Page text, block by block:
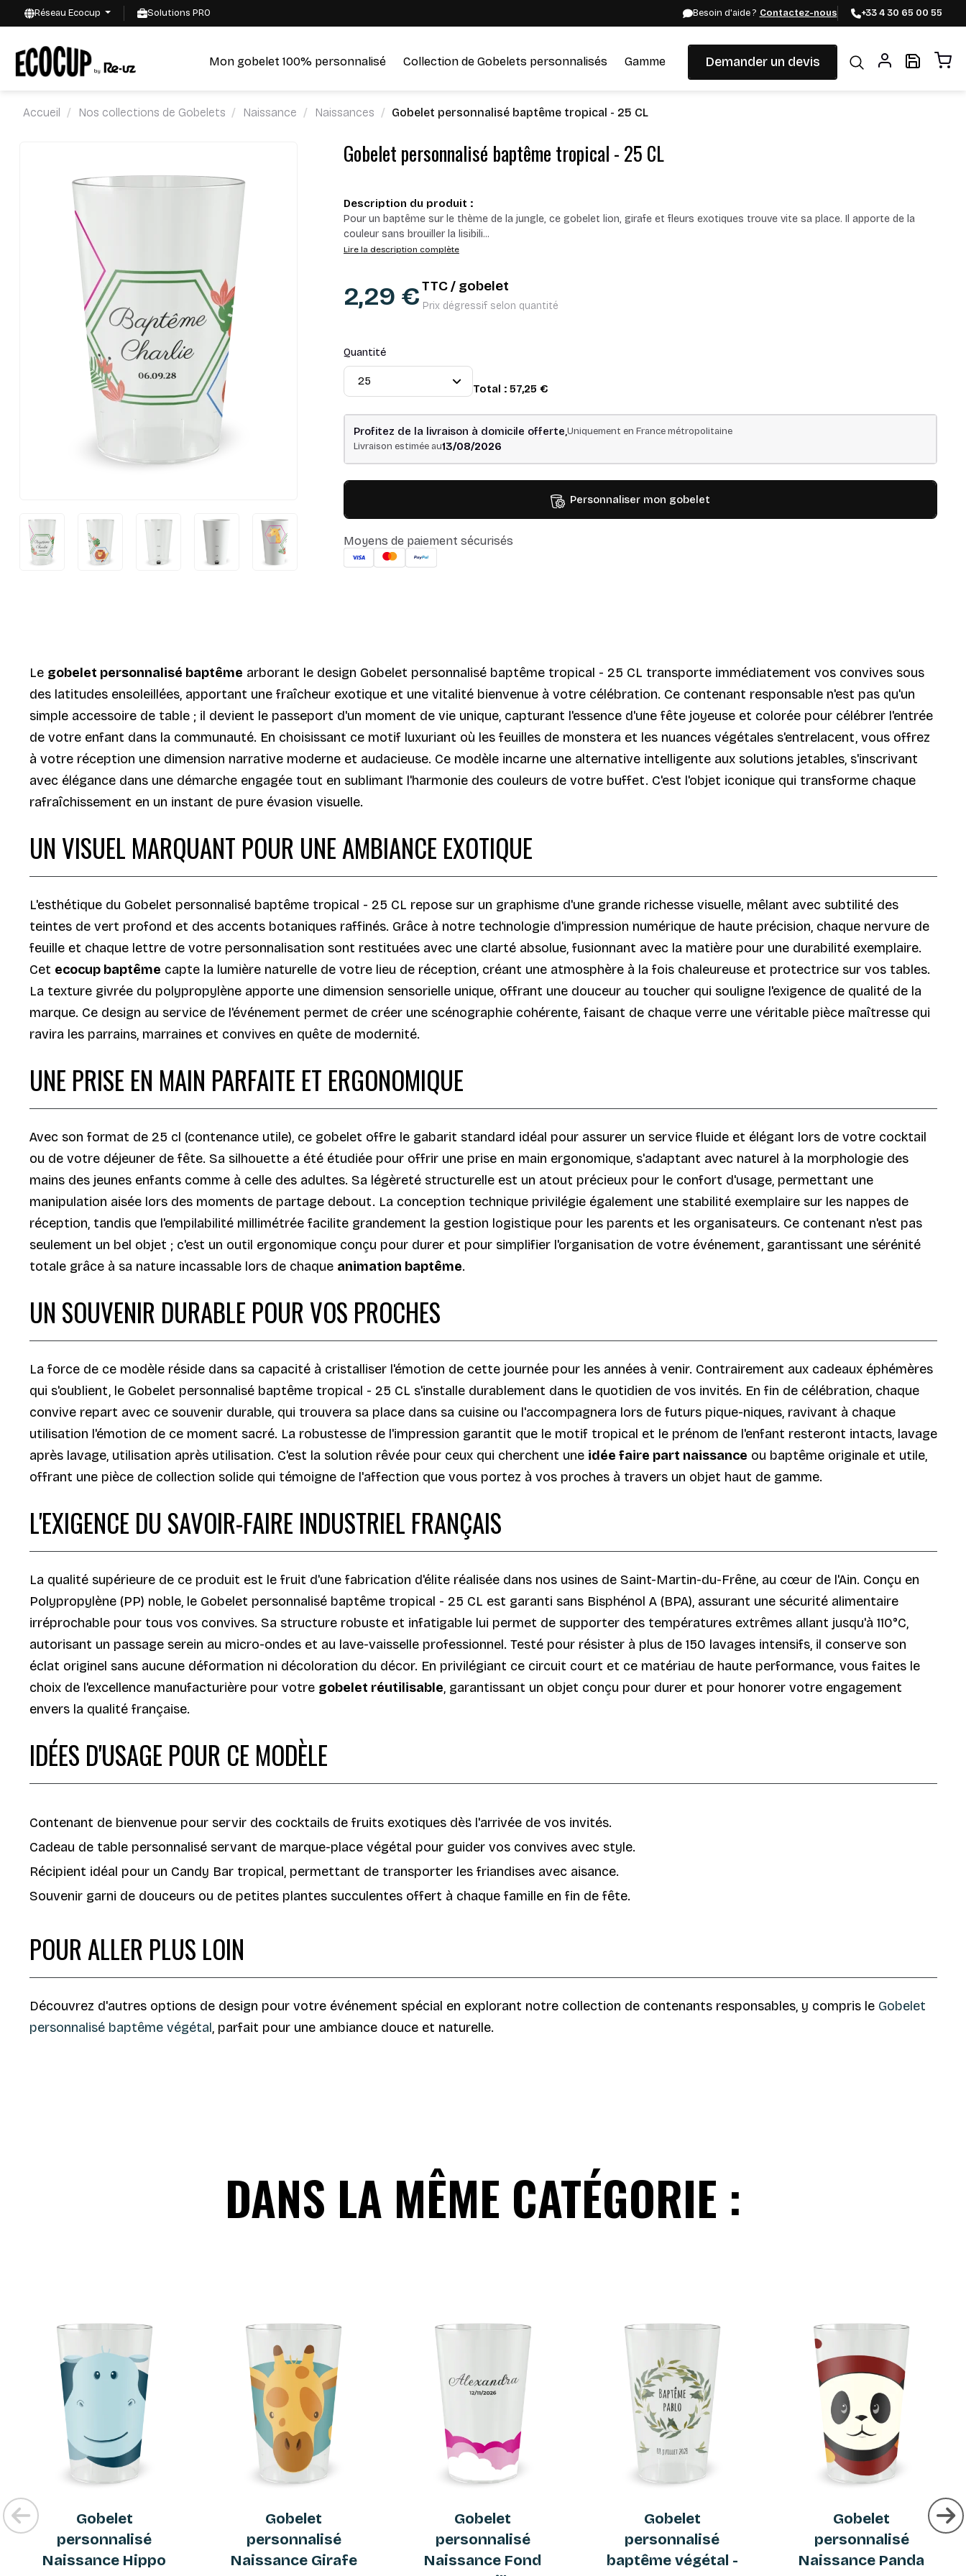
Réseau Ecocup Solutions PRO Besoin d'aide ? Contactez-nous +33 4 30 65 00 55
Mon gobelet 100% personnalisé Collection de Gobelets personnalisés Gamme Demander un devis
Accueil Nos collections de Gobelets Naissance Naissances Gobelet personnalisé baptême tropical - 25 CL
Gobelet personnalisé baptême tropical - 25 CL
Description du produit :
Pour un baptême sur le thème de la jungle, ce gobelet lion, girafe et fleurs exotiques trouve vite sa place. Il apporte de la
couleur sans brouiller la lisibili...
Lire la description complète
2,29 €TTC / gobelet
Prix dégressif selon quantité
Quantité
Total : 57,25 €
Profitez de la livraison à domicile offerte,Uniquement en France métropolitaine
Livraison estimée au13/08/2026
Personnaliser mon gobelet
Moyens de paiement sécurisés
Le gobelet personnalisé baptême arborant le design Gobelet personnalisé baptême tropical - 25 CL transporte immédiatement vos convives sous
des latitudes ensoleillées, apportant une fraîcheur exotique et une vitalité bienvenue à votre célébration. Ce contenant responsable n'est pas qu'un
simple accessoire de table ; il devient le passeport d'un moment de vie unique, capturant l'essence d'une fête joyeuse et colorée pour célébrer l'entrée
de votre enfant dans la communauté. En choisissant ce motif luxuriant où les feuilles de monstera et les nuances végétales s'entrelacent, vous offrez
à votre réception une dimension narrative moderne et audacieuse. Ce modèle incarne une alternative intelligente aux solutions jetables, s'inscrivant
avec élégance dans une démarche engagée tout en sublimant l'harmonie des couleurs de votre buffet. C'est l'objet iconique qui transforme chaque
rafraîchissement en un instant de pure évasion visuelle.
UN VISUEL MARQUANT POUR UNE AMBIANCE EXOTIQUE
L'esthétique du Gobelet personnalisé baptême tropical - 25 CL repose sur un graphisme d'une grande richesse visuelle, mêlant avec subtilité des
teintes de vert profond et des accents botaniques raffinés. Grâce à notre technologie d'impression numérique de haute précision, chaque nervure de
feuille et chaque lettre de votre personnalisation sont restituées avec une clarté absolue, fusionnant avec la matière pour une durabilité exemplaire.
Cet ecocup baptême capte la lumière naturelle de votre lieu de réception, créant une atmosphère à la fois chaleureuse et protectrice sur vos tables.
La texture givrée du polypropylène apporte une dimension sensorielle unique, offrant une douceur au toucher qui souligne l'exigence de qualité de la
marque. Ce design au service de l'événement permet de créer une scénographie cohérente, faisant de chaque verre une véritable pièce maîtresse qui
ravira les parrains, marraines et convives en quête de modernité.
UNE PRISE EN MAIN PARFAITE ET ERGONOMIQUE
Avec son format de 25 cl (contenance utile), ce gobelet offre le gabarit standard idéal pour assurer un service fluide et élégant lors de votre cocktail
ou de votre déjeuner de fête. Sa silhouette a été étudiée pour offrir une prise en main ergonomique, s'adaptant avec naturel à la morphologie des
mains des jeunes enfants comme à celle des adultes. Sa légèreté structurelle est un atout précieux pour le confort d'usage, permettant une
manipulation aisée lors des moments de partage debout. La conception technique privilégie également une stabilité exemplaire sur les nappes de
réception, tandis que l'empilabilité millimétrée facilite grandement la gestion logistique pour les parents et les organisateurs. Ce contenant n'est pas
seulement un bel objet ; c'est un outil ergonomique conçu pour durer et pour simplifier l'organisation de votre événement, garantissant une sérénité
totale grâce à sa nature incassable lors de chaque animation baptême.
UN SOUVENIR DURABLE POUR VOS PROCHES
La force de ce modèle réside dans sa capacité à cristalliser l'émotion de cette journée pour les années à venir. Contrairement aux cadeaux éphémères
qui s'oublient, le Gobelet personnalisé baptême tropical - 25 CL s'installe durablement dans le quotidien de vos invités. En fin de célébration, chaque
convive repart avec ce souvenir durable, qui trouvera sa place dans sa cuisine ou l'accompagnera lors de futurs pique-niques, ravivant à chaque
utilisation l'émotion de ce moment sacré. La robustesse de l'impression garantit que le motif tropical et le prénom de l'enfant resteront intacts, lavage
après lavage, utilisation après utilisation. C'est la solution rêvée pour ceux qui cherchent une idée faire part naissance ou baptême originale et utile,
offrant une pièce de collection solide qui témoigne de l'affection que vous portez à vos proches à travers un objet haut de gamme.
L'EXIGENCE DU SAVOIR-FAIRE INDUSTRIEL FRANÇAIS
La qualité supérieure de ce produit est le fruit d'une fabrication d'élite réalisée dans nos usines de Saint-Martin-du-Frêne, au cœur de l'Ain. Conçu en
Polypropylène (PP) noble, le Gobelet personnalisé baptême tropical - 25 CL est garanti sans Bisphénol A (BPA), assurant une sécurité alimentaire
irréprochable pour tous vos convives. Sa structure robuste et infatigable lui permet de supporter des températures extrêmes allant jusqu'à 110°C,
autorisant un passage serein au micro-ondes et au lave-vaisselle professionnel. Testé pour résister à plus de 150 lavages intensifs, il conserve son
éclat originel sans aucune déformation ni décoloration du décor. En privilégiant ce circuit court et ce matériau de haute performance, vous faites le
choix de l'excellence manufacturière pour votre gobelet réutilisable, garantissant un objet conçu pour durer et pour honorer votre engagement
envers la qualité française.
IDÉES D'USAGE POUR CE MODÈLE
Contenant de bienvenue pour servir des cocktails de fruits exotiques dès l'arrivée de vos invités.
Cadeau de table personnalisé servant de marque-place végétal pour guider vos convives avec style.
Récipient idéal pour un Candy Bar tropical, permettant de transporter les friandises avec aisance.
Souvenir garni de douceurs ou de petites plantes succulentes offert à chaque famille en fin de fête.
POUR ALLER PLUS LOIN
Découvrez d'autres options de design pour votre événement spécial en explorant notre collection de contenants responsables, y compris le Gobelet
personnalisé baptême végétal, parfait pour une ambiance douce et naturelle.
DANS LA MÊME CATÉGORIE :
Gobelet
personnalisé
Naissance Hippo
Gobelet
personnalisé
Naissance Girafe
Gobelet
personnalisé
Naissance Fond
Gobelet
personnalisé
baptême végétal -
Gobelet
personnalisé
Naissance Panda